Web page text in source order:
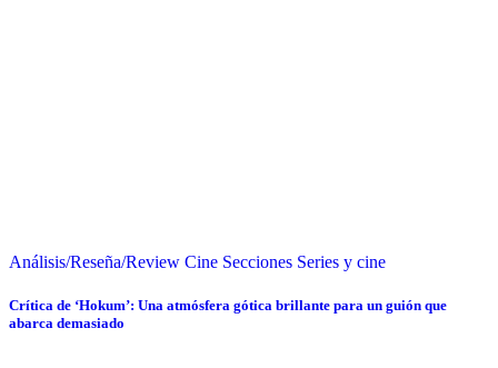
Análisis/Reseña/Review Cine Secciones Series y cine
Crítica de ‘Hokum’: Una atmósfera gótica brillante para un guión que
abarca demasiado